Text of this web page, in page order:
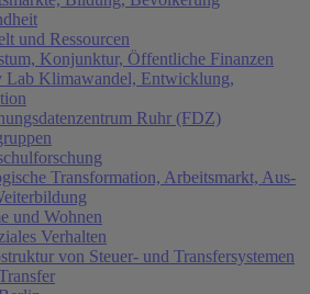
und Ressourcen
Konjunktur, Öffentliche Finanzen
Lab Klimawandel, Entwicklung,
Ruhr (FDZ)
Transformation, Arbeitsmarkt, Aus-
und Wohnen
Verhalten
von Steuer- und Transfersystemen